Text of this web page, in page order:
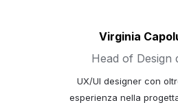
Virginia
Head of Design
UX/UI designer con
esperienza nella